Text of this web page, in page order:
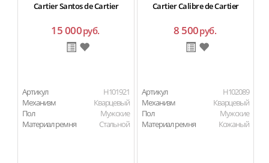
Cartier Santos de Cartier
15 000руб.
Артикул
H101921
Механизм
Кварцевый
Пол
Мужские
Материал ремня
Стальной
Cartier Calibre de Cartier
8 500руб.
Артикул
H102089
Механизм
Кварцевый
Пол
Мужские
Материал ремня
Кожаный